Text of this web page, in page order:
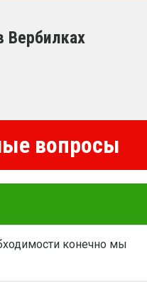
Вербилках
вопросы
конечно мы